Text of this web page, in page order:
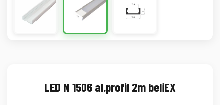
LED N 1506 al.profil 2m beliEX